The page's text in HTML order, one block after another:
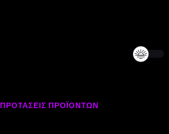
ΠΡΟΤΆΣΕΙΣ ΠΡΟΪΌΝΤΩΝ